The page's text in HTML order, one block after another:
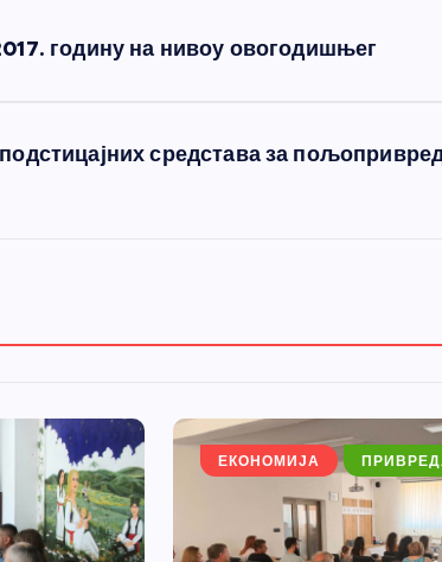
годину на нивоу овогодишњег
средстава за
ЕКОНОМИЈА